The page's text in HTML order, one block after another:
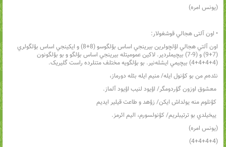
(يونس امره)
• اون آلتی هجالي قوشغولار:
اون آلتي هجالي اؤلچولرين بيرينجي اساس بؤلگوسو (8+8) و ايکينجي اساس بؤلگولري
(7+9) و (9-7) بيچيملردير. لاکين عموميتله بيرينجي اساس بؤلگو و بو بؤلگونون
(4+4+4+4) بيچيمي ايشله‌نير. بو بؤلگويه مختلف متنلرده راست گليريک.
نئده‌م من بو کؤنول ايله/ منيم ايله بئله دورماز،
معشوق اوزون گؤردومگر/ اؤيود لنيب اؤيود آلماز.
کؤنلوم منه يولداش ايکن/ زؤهد و طاعت قيلير ايديم
ييخيلدي بو ترتيبلريم/ کؤنولسورم، اليم ائرمز.
(يونس امره)
(4+4+4+4)